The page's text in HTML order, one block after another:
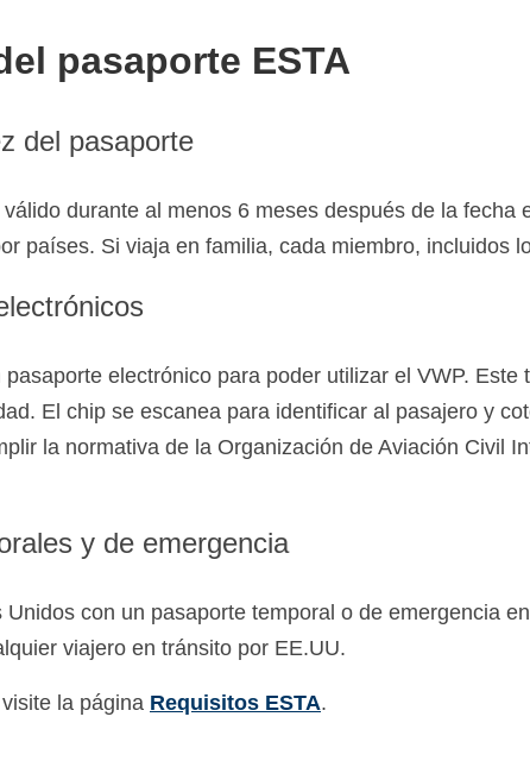
pasaporte ESTA
del pasaporte
durante al menos 6 meses después de la
países. Si viaja en familia, cada miembro, incluidos
electrónico para poder utilizar el VWP.
El chip se escanea para identificar al pasajero y
la normativa de la Organización de Aviación Civil
y de emergencia
con un pasaporte temporal o de emergencia
viajero en tránsito por EE.UU.
la página Requisitos ESTA.